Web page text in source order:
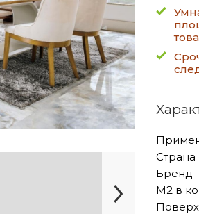
Страна
Бренд
М2 в